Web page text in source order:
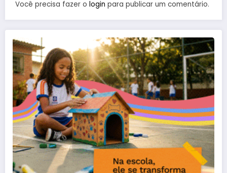
Você precisa fazer o login para publicar um comentário.